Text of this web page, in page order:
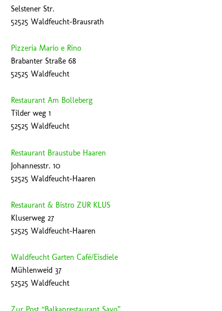
Selstener Str.
52525 Waldfeucht-Brausrath
Pizzeria Mario e Rino
Brabanter Straße 68
52525 Waldfeucht
Restaurant Am Bolleberg
Tilder weg 1
52525 Waldfeucht
Restaurant Braustube Haaren
Johannesstr. 10
52525 Waldfeucht-Haaren
Restaurant & Bistro ZUR KLUS
Kluserweg 27
52525 Waldfeucht-Haaren
Waldfeucht Garten Café/Eisdiele
Mühlenweid 37
52525 Waldfeucht